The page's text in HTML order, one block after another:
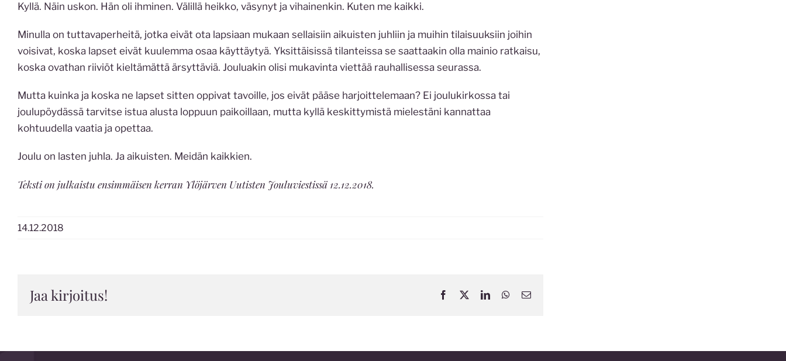
Kyllä. Näin uskon. Hän oli ihminen. Välillä heikko, väsynyt ja vihainenkin. Kuten me kaikki.
Minulla on tuttavaperheitä, jotka eivät ota lapsiaan mukaan sellaisiin aikuisten juhliin ja muihin tilaisuuksiin joihin
voisivat, koska lapset eivät kuulemma osaa käyttäytyä. Yksittäisissä tilanteissa se saattaakin olla mainio ratkaisu,
koska ovathan riiviöt kieltämättä ärsyttäviä. Jouluakin olisi mukavinta viettää rauhallisessa seurassa.
Mutta kuinka ja koska ne lapset sitten oppivat tavoille, jos eivät pääse harjoittelemaan? Ei joulukirkossa tai
joulupöydässä tarvitse istua alusta loppuun paikoillaan, mutta kyllä keskittymistä mielestäni kannattaa
kohtuudella vaatia ja opettaa.
Joulu on lasten juhla. Ja aikuisten. Meidän kaikkien.
Teksti on julkaistu ensimmäisen kerran Ylöjärven Uutisten Jouluviestissä 12.12.2018.
14.12.2018
Jaa kirjoitus! Facebook
X LinkedInWhatsAppSähköposti